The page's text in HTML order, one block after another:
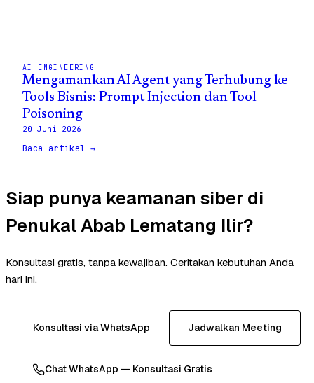
AI ENGINEERING
Mengamankan AI Agent yang Terhubung ke
Tools Bisnis: Prompt Injection dan Tool
Poisoning
20 Juni 2026
Baca artikel →
Siap punya keamanan siber di
Penukal Abab Lematang Ilir?
Konsultasi gratis, tanpa kewajiban. Ceritakan kebutuhan Anda
hari ini.
Konsultasi via WhatsApp Jadwalkan Meeting
Chat WhatsApp — Konsultasi Gratis